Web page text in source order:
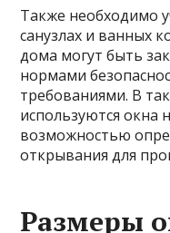
Также необходимо
санузлах и ванных
дома могут быть
нормами
требованиями. В
используются окна
возможностью
открывания для
Размеры